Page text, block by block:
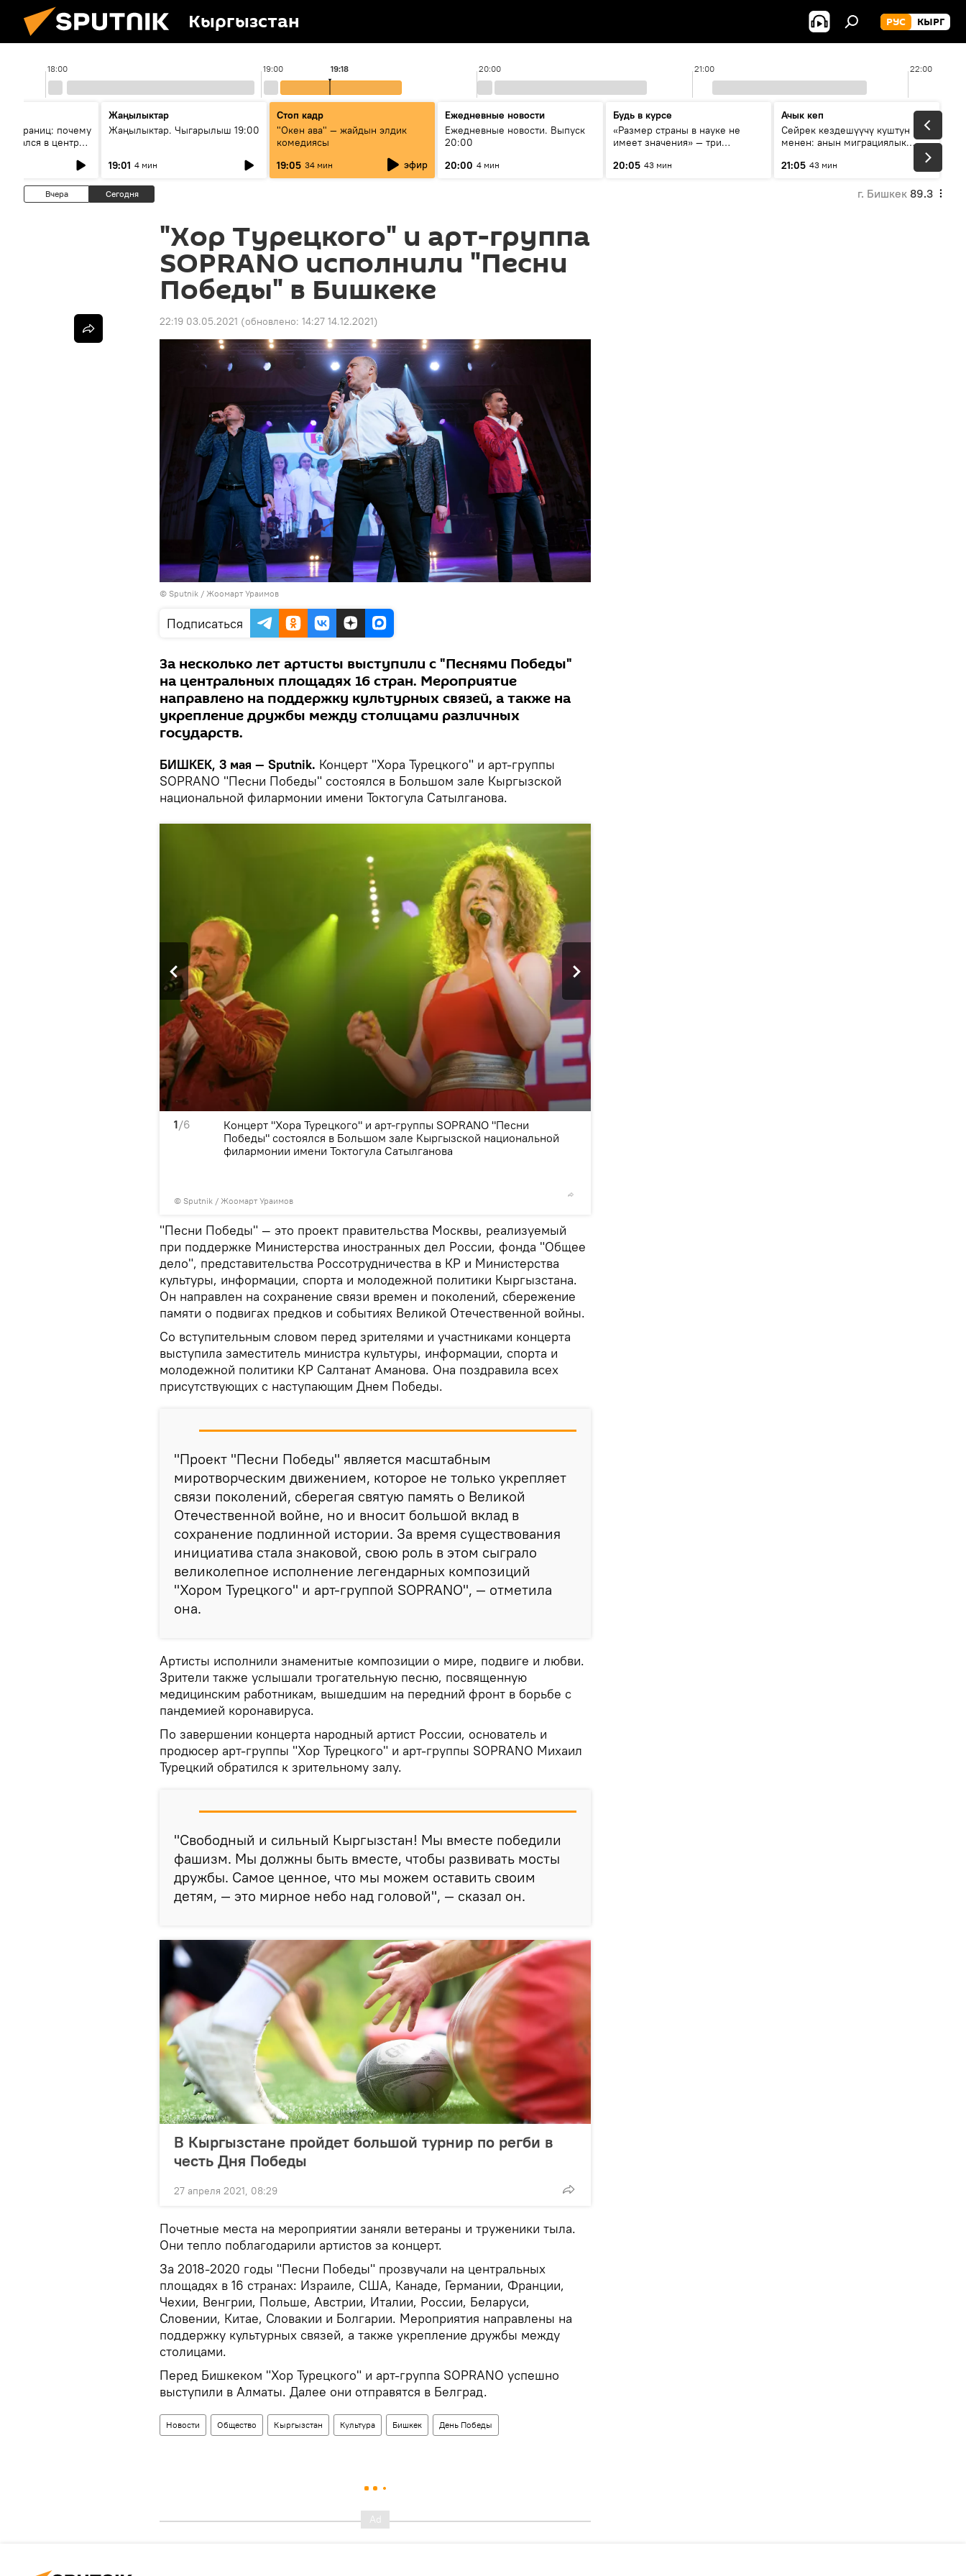
Кыргызстан РУС КЫРГ
18:00 19:00 20:00 21:00 22:00
19:18
границ: почему
в центре
Жаңылыктар
Жаңылыктар. Чыгарылыш 19:00
19:01 4 мин
Стоп кадр
"Окен ава" — жайдын элдик
комедиясы
19:05 34 мин эфир
Ежедневные новости
Ежедневные новости. Выпуск
20:00
20:00 4 мин
Будь в курсе
«Размер страны в науке не
имеет значения» — три
России и Кыргызстана в
20:05 43 мин
Ачык кеп
Сейрек кездешүүчү куштун изи
менен: анын миграциялык
21:05 43 мин
Вчера Сегодня г. Бишкек 89.3
"Хор Турецкого" и арт-группа
SOPRANO исполнили "Песни
Победы" в Бишкеке
22:19 03.05.2021 (обновлено: 14:27 14.12.2021)
© Sputnik / Жоомарт Ураимов
Подписаться
За несколько лет артисты выступили с "Песнями Победы"
на центральных площадях 16 стран. Мероприятие
направлено на поддержку культурных связей, а также на
укрепление дружбы между столицами различных
государств.
БИШКЕК, 3 мая — Sputnik. Концерт "Хора Турецкого" и арт-группы
SOPRANO "Песни Победы" состоялся в Большом зале Кыргызской
национальной филармонии имени Токтогула Сатылганова.
1/6
© Sputnik / Жоомарт Ураимов
Концерт "Хора Турецкого" и арт-группы SOPRANO "Песни
Победы" состоялся в Большом зале Кыргызской национальной
филармонии имени Токтогула Сатылганова
"Песни Победы" — это проект правительства Москвы, реализуемый
при поддержке Министерства иностранных дел России, фонда "Общее
дело", представительства Россотрудничества в КР и Министерства
культуры, информации, спорта и молодежной политики Кыргызстана.
Он направлен на сохранение связи времен и поколений, сбережение
памяти о подвигах предков и событиях Великой Отечественной войны.
Со вступительным словом перед зрителями и участниками концерта
выступила заместитель министра культуры, информации, спорта и
молодежной политики КР Салтанат Аманова. Она поздравила всех
присутствующих с наступающим Днем Победы.
"Проект "Песни Победы" является масштабным
миротворческим движением, которое не только укрепляет
связи поколений, сберегая святую память о Великой
Отечественной войне, но и вносит большой вклад в
сохранение подлинной истории. За время существования
инициатива стала знаковой, свою роль в этом сыграло
великолепное исполнение легендарных композиций
"Хором Турецкого" и арт-группой SOPRANO", — отметила
она.
Артисты исполнили знаменитые композиции о мире, подвиге и любви.
Зрители также услышали трогательную песню, посвященную
медицинским работникам, вышедшим на передний фронт в борьбе с
пандемией коронавируса.
По завершении концерта народный артист России, основатель и
продюсер арт-группы "Хор Турецкого" и арт-группы SOPRANO Михаил
Турецкий обратился к зрительному залу.
"Свободный и сильный Кыргызстан! Мы вместе победили
фашизм. Мы должны быть вместе, чтобы развивать мосты
дружбы. Самое ценное, что мы можем оставить своим
детям, — это мирное небо над головой", — сказал он.
В Кыргызстане пройдет большой турнир по регби в
честь Дня Победы
27 апреля 2021, 08:29
Почетные места на мероприятии заняли ветераны и труженики тыла.
Они тепло поблагодарили артистов за концерт.
За 2018-2020 годы "Песни Победы" прозвучали на центральных
площадях в 16 странах: Израиле, США, Канаде, Германии, Франции,
Чехии, Венгрии, Польше, Австрии, Италии, России, Беларуси,
Словении, Китае, Словакии и Болгарии. Мероприятия направлены на
поддержку культурных связей, а также укрепление дружбы между
столицами.
Перед Бишкеком "Хор Турецкого" и арт-группа SOPRANO успешно
выступили в Алматы. Далее они отправятся в Белград.
Новости Общество Кыргызстан Культура Бишкек День Победы